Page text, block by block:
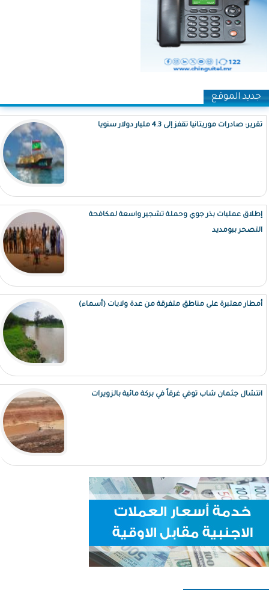
جديد الموقع
تقرير: صادرات موريتانيا تقفز إلى 4.3 مليار دولار سنويا
إطلاق عمليات بذر جوي وحملة تشجير واسعة لمكافحة
التصحر ببومديد
أمطار معتبرة على مناطق متفرقة من عدة ولايات (أسماء)
انتشال جثمان شاب توفي غرقاً في بركة مائية بالزويرات